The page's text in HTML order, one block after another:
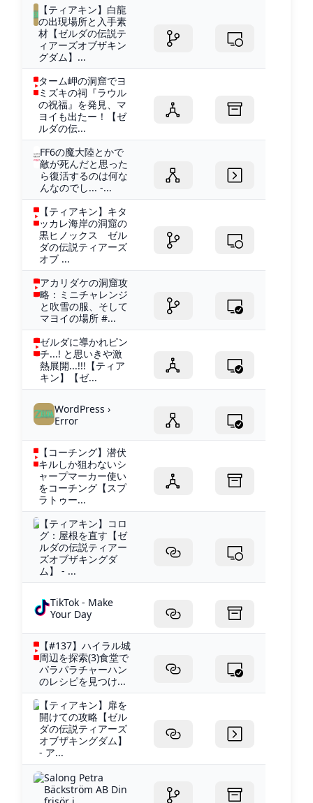
【ティアキン】白龍
の出現場所と入手素
材【ゼルダの伝説テ
ィアーズオブザキン
グダム】...
ターム岬の洞窟でヨ
ミズキの祠『ラウル
の祝福』を発見、マ
ヨイも出たー！【ゼ
ルダの伝...
FF6の魔大陸とかで
敵が死んだと思った
ら復活するのは何な
んなのでし... -...
【ティアキン】キタ
ッカレ海岸の洞窟の
黒ヒノックス ゼル
ダの伝説ティアーズ
オブ ...
アカリダケの洞窟攻
略：ミニチャレンジ
と吹雪の服、そして
マヨイの場所 #...
ゼルダに導かれピン
チ...! と思いきや激
熱展開...!!!【ティア
キン】【ゼ...
WordPress ›
Error
【コーチング】潜伏
キルしか狙わないシ
ャープマーカー使い
をコーチング【スプ
ラトゥー...
【ティアキン】コロ
グ：屋根を直す【ゼ
ルダの伝説ティアー
ズオブザキングダ
ム】 - ...
TikTok - Make
Your Day
【#137】ハイラル城
周辺を探索(3)食堂で
パラパラチャーハン
のレシピを見つけ...
【ティアキン】扉を
開けての攻略【ゼル
ダの伝説ティアーズ
オブザキングダム】
- ア...
Salong Petra
Bäckström AB Din